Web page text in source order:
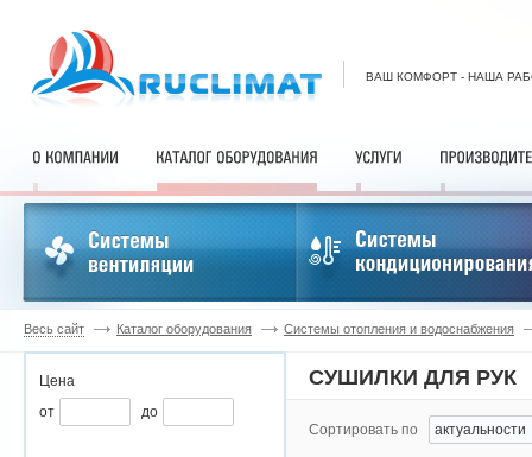
ВАШ КОМФОРТ - НАША
Весь сайт Каталог оборудования Системы отопления и водоснабжения
Цена
от
до
СУШИЛКИ ДЛЯ РУК
Сортировать по